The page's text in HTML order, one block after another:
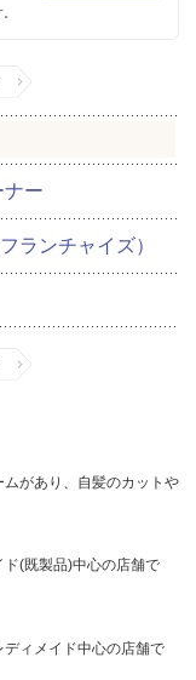
ナー
ランチャイズ）
があり、自髪のカットや
(既製品)中心の店舗で
ィメイド中心の店舗で